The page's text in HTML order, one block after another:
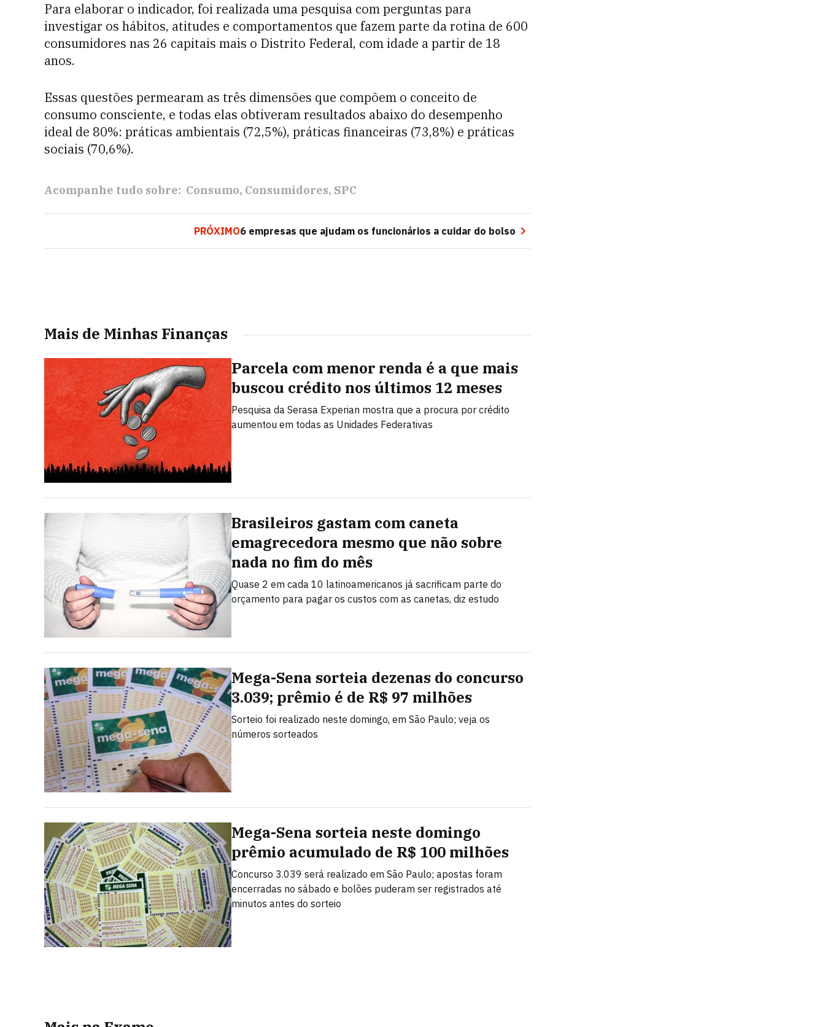
Para elaborar o indicador, foi realizada uma pesquisa com perguntas para
investigar os hábitos, atitudes e comportamentos que fazem parte da rotina de 600
consumidores nas 26 capitais mais o Distrito Federal, com idade a partir de 18
anos.
Essas questões permearam as três dimensões que compõem o conceito de
consumo consciente, e todas elas obtiveram resultados abaixo do desempenho
ideal de 80%: práticas ambientais (72,5%), práticas financeiras (73,8%) e práticas
sociais (70,6%).
Acompanhe tudo sobre: Consumo Consumidores SPC
PRÓXIMO6 empresas que ajudam os funcionários a cuidar do bolso
Mais de Minhas Finanças
Parcela com menor renda é a que mais
buscou crédito nos últimos 12 meses
Pesquisa da Serasa Experian mostra que a procura por crédito
aumentou em todas as Unidades Federativas
Brasileiros gastam com caneta
emagrecedora mesmo que não sobre
nada no fim do mês
Quase 2 em cada 10 latinoamericanos já sacrificam parte do
orçamento para pagar os custos com as canetas, diz estudo
Mega-Sena sorteia dezenas do concurso
3.039; prêmio é de R$ 97 milhões
Sorteio foi realizado neste domingo, em São Paulo; veja os
números sorteados
Mega-Sena sorteia neste domingo
prêmio acumulado de R$ 100 milhões
Concurso 3.039 será realizado em São Paulo; apostas foram
encerradas no sábado e bolões puderam ser registrados até
minutos antes do sorteio